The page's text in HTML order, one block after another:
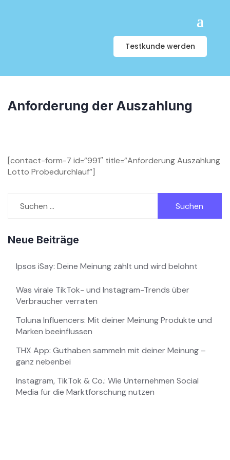
Testkunde werden
Anforderung der Auszahlung
[contact-form-7 id=”991″ title=”Anforderung Auszahlung
Lotto Probedurchlauf”]
nach:
Neue Beiträge
Ipsos iSay: Deine Meinung zählt und wird belohnt
Was virale TikTok- und Instagram-Trends über
Verbraucher verraten
Toluna Influencers: Mit deiner Meinung Produkte und
Marken beeinflussen
THX App: Guthaben sammeln mit deiner Meinung –
ganz nebenbei
Instagram, TikTok & Co.: Wie Unternehmen Social
Media für die Marktforschung nutzen